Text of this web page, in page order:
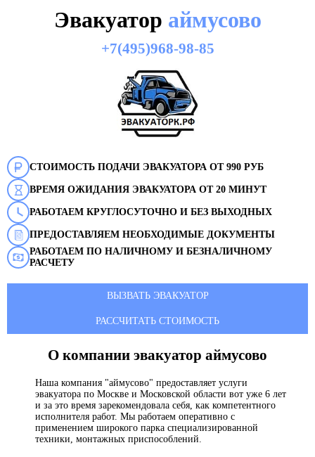
Эвакуатор аймусово
+7(495)968-98-85
СТОИМОСТЬ ПОДАЧИ ЭВАКУАТОРА ОТ 990 РУБ
ВРЕМЯ ОЖИДАНИЯ ЭВАКУАТОРА ОТ 20 МИНУТ
РАБОТАЕМ КРУГЛОСУТОЧНО И БЕЗ ВЫХОДНЫХ
ПРЕДОСТАВЛЯЕМ НЕОБХОДИМЫЕ ДОКУМЕНТЫ
РАБОТАЕМ ПО НАЛИЧНОМУ И БЕЗНАЛИЧНОМУ
РАСЧЕТУ
ВЫЗВАТЬ ЭВАКУАТОР
РАССЧИТАТЬ СТОИМОСТЬ
О компании эвакуатор аймусово
Наша компания "аймусово" предоставляет услуги
эвакуатора по Москве и Московской области вот уже 6 лет
и за это время зарекомендовала себя, как компетентного
исполнителя работ. Мы работаем оперативно с
применением широкого парка специализированной
техники, монтажных приспособлений.